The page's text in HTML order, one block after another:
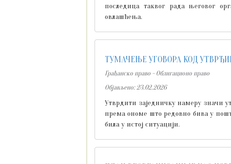
последица таквог рада његовог
овлашћења.
ТУМАЧЕЊЕ УГОВОРА КОД
Грађанско право - Облигационо право
Објављено: 23.02.2026
Утврдити заједничку намеру значи
према ономе што редовно бива у
била у истој ситуацији.